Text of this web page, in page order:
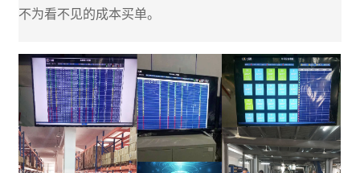
不为看不见的成本买单。